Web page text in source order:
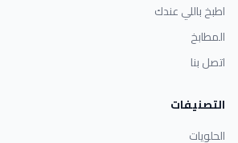
اطبخ باللي عندك
المطابخ
اتصل بنا
التصنيفات
الحلويات